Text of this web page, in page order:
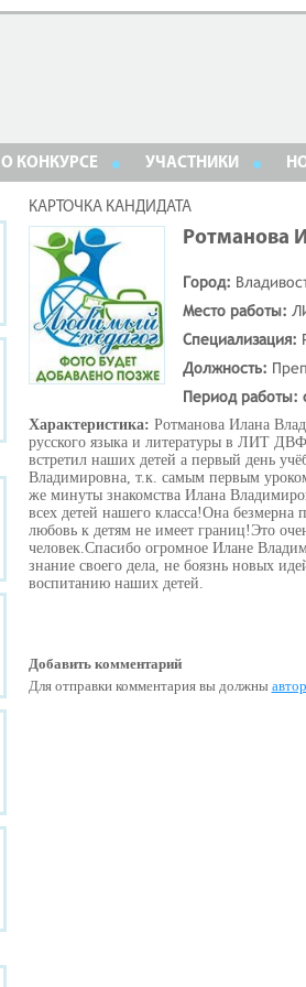
О КОНКУРСЕ УЧАСТНИКИ
КАРТОЧКА КАНДИДАТА
Ротманова
Город:
Место работы:
Специализация:
Должность:
Период работы:
Характеристика: Ротманова Илана
русского языка и литературы в ЛИТ
встретил наших детей а первый день
Владимировна, т.к. самым первым
же минуты знакомства Илана
всех детей нашего класса!Она безмерна
любовь к детям не имеет границ!Это
человек.Спасибо огромное Илане
знание своего дела, не боязнь новых
воспитанию наших детей.
Добавить комментарий
Для отправки комментария вы должны